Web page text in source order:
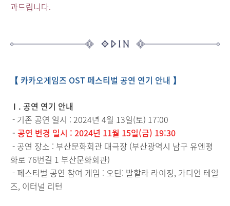
과드립니다.
【 카카오게임즈 OST 페스티벌 공연 연기 안내 】
Ⅰ. 공연 연기 안내
- 기존 공연 일시 : 2024년 4월 13일(토) 17:00
- 공연 변경 일시 : 2024년 11월 15일(금) 19:30
- 공연 장소 : 부산문화회관 대극장 (부산광역시 남구 유엔평
화로 76번길 1 부산문화회관)
- 페스티벌 공연 참여 게임 : 오딘: 발할라 라이징, 가디언 테일
즈, 이터널 리턴